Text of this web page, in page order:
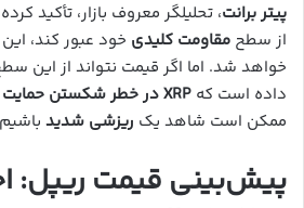
پیتر برانت، تحلیلگر معروف بازار، تأکید
از سطح مقاومت کلیدی خود عبور کند،
خواهد شد. اما اگر قیمت نتواند از این
داده است که XRP در خطر شکستن حمایت ۱.۹۰ دلاری
ممکن است شاهد یک ریزشی شدید
پیش‌بینی قیمت ریپل: